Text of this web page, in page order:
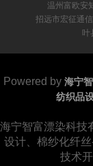
温州富欧安
招远市宏征通
叶
Powered by 海宁
纺织品
海宁智富漂染科技
设计、棉纱化纤
技术